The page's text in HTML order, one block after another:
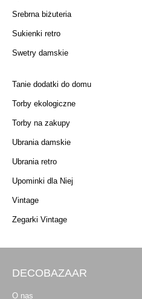
Srebrna biżuteria
Sukienki retro
Swetry damskie
Tanie dodatki do domu
Torby ekologiczne
Torby na zakupy
Ubrania damskie
Ubrania retro
Upominki dla Niej
Vintage
Zegarki Vintage
DECOBAZAAR
O nas